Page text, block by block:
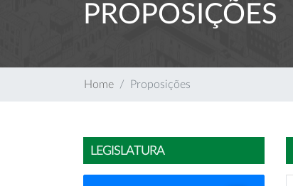
PROPOSIÇÕES
Home Proposições
LEGISLATURA